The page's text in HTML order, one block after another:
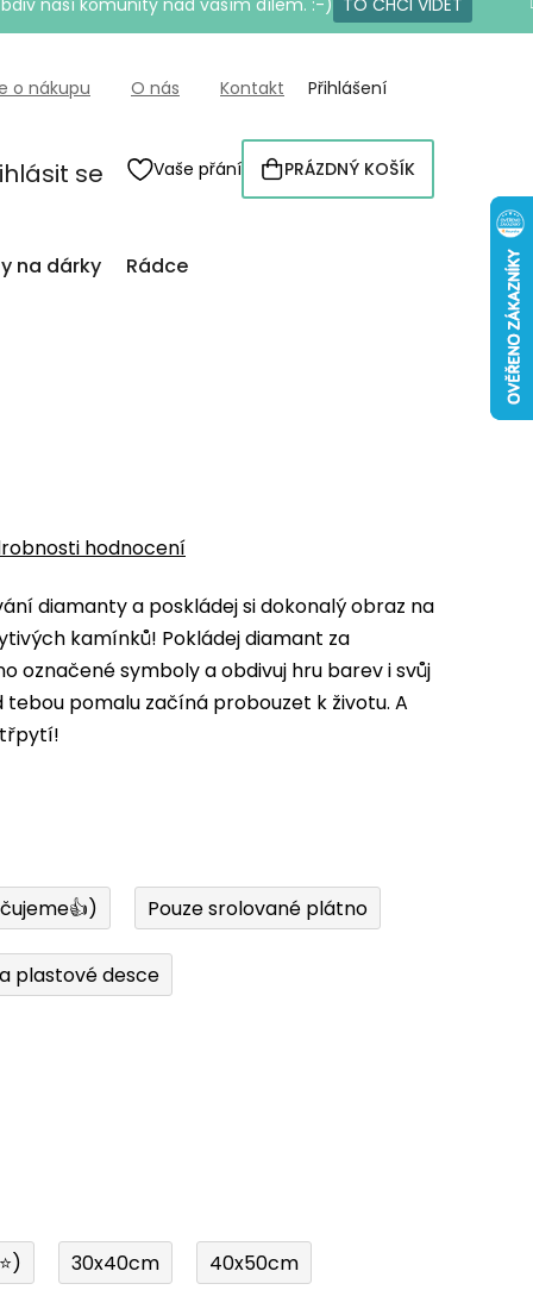
naší komunity nad vaším dílem. :-) TO CHCI VIDĚT
o nákupu O nás Kontakt Přihlášení
se Vaše přání
NÁKUPNÍ
KOŠÍK
PRÁZDNÝ KOŠÍK
na dárky Rádce
hodnocení
diamanty a poskládej si dokonalý obraz na
kamínků! Pokládej diamant za
označené symboly a obdivuj hru barev i svůj
pomalu začíná probouzet k životu. A
Pouze srolované plátno
plastové desce
30x40cm 40x50cm